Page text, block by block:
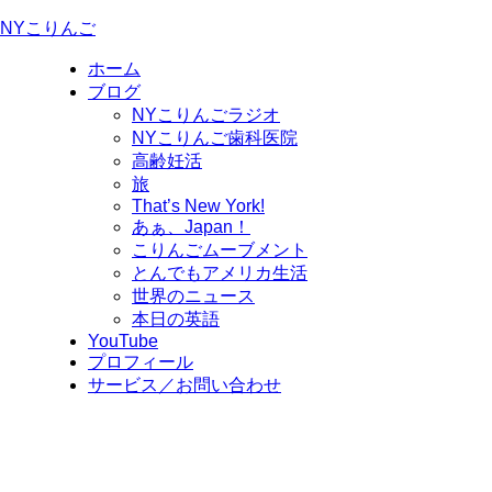
NYこりんご
ホーム
ブログ
NYこりんごラジオ
NYこりんご歯科医院
高齢妊活
旅
That’s New York!
あぁ、Japan！
こりんごムーブメント
とんでもアメリカ生活
世界のニュース
本日の英語
YouTube
プロフィール
サービス／お問い合わせ